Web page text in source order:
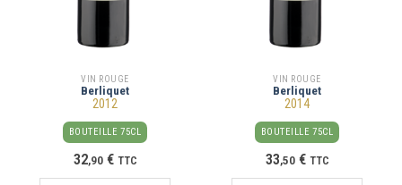
VIN ROUGE
Berliquet
2012
BOUTEILLE 75CL
32,90 € TTC
VIN ROUGE
Berliquet
2014
BOUTEILLE 75CL
33,50 € TTC